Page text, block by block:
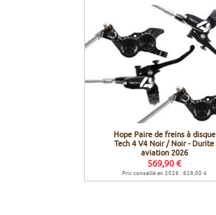
Hope Paire de freins à disque
Tech 4 V4 Noir / Noir - Durite
aviation 2026
569,90 €
Prix conseillé en 2026 : 628,00 €